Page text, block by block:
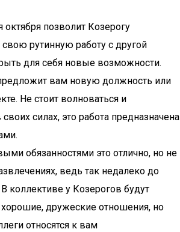
октября позволит Козерогу
свою рутинную работу с другой
для себя новые возможности.
вам новую должность или
Не стоит волноваться и
силах, это работа предназначена
обязанностями это отлично, но не
ведь так недалеко до
коллективе у Козерогов будут
дружеские отношения, но
относятся к вам